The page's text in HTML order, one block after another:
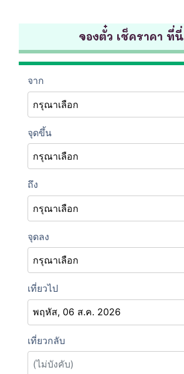
จองตั๋ว เช็คราคา ที่นี่